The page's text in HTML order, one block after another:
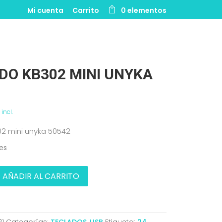
Mi cuenta Carrito 0 elementos
KB302 MINI UNYKA
incl.
mini unyka 50542
AÑADIR AL CARRITO